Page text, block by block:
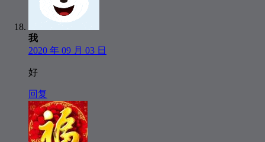
我
2020 年 09 月 03 日
好
回复